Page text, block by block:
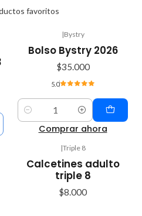
favoritos
|Bystry
Bolso Bystry 2026
$35.000
5.0
Cantidad
Comprar ahora
|Triple 8
Calcetines adulto
triple 8
$8.000